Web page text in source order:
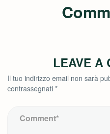
LEAVE A
Il tuo indirizzo email non sarà
contrassegnati *